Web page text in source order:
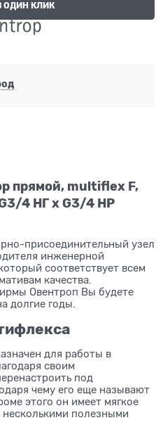
ОДИН КЛИК
прямой, multiflex F,
4 НГ x G3/4 НР
присоединительный узел
инженерной
соответствует всем
качества.
Овентроп Вы будете
долгие годы.
для работы в
своим
под
чему его еще называют
этого он имеет мягкое
полезными